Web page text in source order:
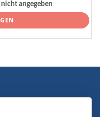
nicht angegeben